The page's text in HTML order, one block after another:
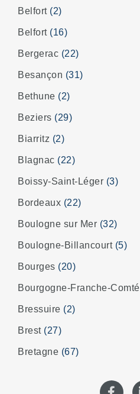
Belfort (2)
Belfort (16)
Bergerac (22)
Besançon (31)
Bethune (2)
Beziers (29)
Biarritz (2)
Blagnac (22)
Boissy-Saint-Léger (3)
Bordeaux (22)
Boulogne sur Mer (32)
Boulogne-Billancourt (5)
Bourges (20)
Bourgogne-Franche-Comté
Bressuire (2)
Brest (27)
Bretagne (67)